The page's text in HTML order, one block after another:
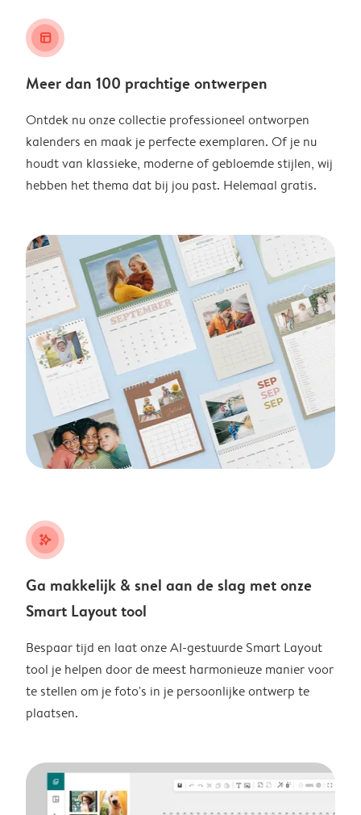
layout_alt
Meer dan 100 prachtige ontwerpen
Ontdek nu onze collectie professioneel ontworpen
kalenders en maak je perfecte exemplaren. Of je nu
houdt van klassieke, moderne of gebloemde stijlen, wij
hebben het thema dat bij jou past. Helemaal gratis.
stars_plus
Ga makkelijk & snel aan de slag met onze
Smart Layout tool
Bespaar tijd en laat onze AI-gestuurde Smart Layout
tool je helpen door de meest harmonieuze manier voor
te stellen om je foto's in je persoonlijke ontwerp te
plaatsen.